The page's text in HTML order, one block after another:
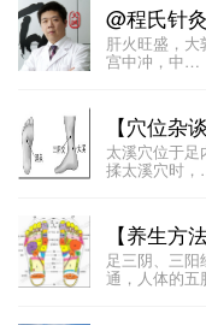
@程氏针
肝火旺盛，
宫中冲，中…
【穴位杂
太溪穴位于足
揉太溪穴时
【养生方
足三阴、三
通，人体的